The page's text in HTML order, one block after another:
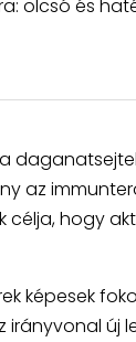
olcsó és
az
hogy
képesek
új